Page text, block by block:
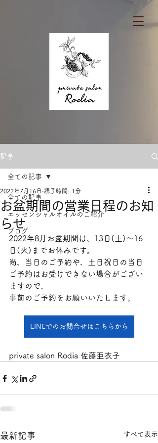
記事
全ての記事
エッセンシャルオイルのご紹介
ブログ
全ての記事
お盆期間の営業日程のお知
らせ
2022年7月16日 読了時間: 1分
2022年8月お盆期間は、13日(土)～16
日(火)までお休みです。
尚、当日のご予約や、土日祝日の当日
ご予約はお受けできない場合がござい
ますので、
事前のご予約をお願いいたします。
LINEでのお問合せはこちらから
private salon Rodia 佐藤亜衣子
最新記事 すべて表示